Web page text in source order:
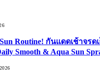
Routine! กันแดดเช้าจรด
Smooth & Aqua Sun